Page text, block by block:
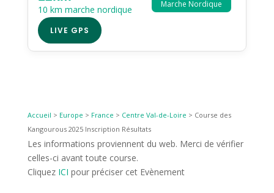
Marche Nordique
10 km marche nordique
LIVE GPS
Accueil > Europe > France > Centre Val-de-Loire > Course des
Kangourous 2025 Inscription Résultats
Les informations proviennent du web. Merci de vérifier
celles-ci avant toute course.
Cliquez ICI pour préciser cet Evènement